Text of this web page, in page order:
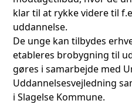
klar til at rykke videre til
uddannelse.
De unge kan tilbydes
etableres brobygning til
gøres i samarbejde med
Uddannelsesvejledning
i Slagelse Kommune.